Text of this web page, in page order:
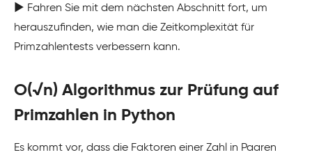
▶️ Fahren Sie mit dem nächsten Abschnitt fort, um
herauszufinden, wie man die Zeitkomplexität für
Primzahlentests verbessern kann.
O(√n) Algorithmus zur Prüfung auf
Primzahlen in Python
Es kommt vor, dass die Faktoren einer Zahl in Paaren